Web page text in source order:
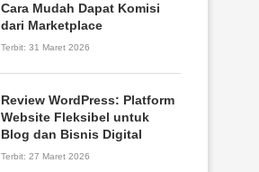
Cara Mudah Dapat Komisi
dari Marketplace
Terbit: 31 Maret 2026
Review WordPress: Platform
Website Fleksibel untuk
Blog dan Bisnis Digital
Terbit: 27 Maret 2026